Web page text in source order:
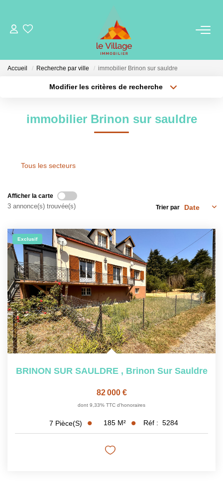
VENTE
NOS OUTILS
CONTACT
Nous Rejoindre
EN
Accueil Recherche par ville immobilier Brinon sur sauldre
Modifier les critères de recherche
Type de bien
immobilier Brinon sur sauldre
Tous les secteurs
Afficher la carte
3 annonce(s) trouvée(s) Trier par
Exclusif
BRINON SUR SAULDRE , Brinon Sur Sauldre
82 000 €
dont 9,33% TTC d'honoraires
7 Pièce(s) 185 M² Réf : 5284